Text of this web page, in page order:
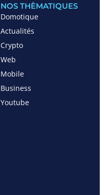
NOS THÈMATIQUES
Domotique
Actualités
Crypto
Web
Mobile
Business
Youtube